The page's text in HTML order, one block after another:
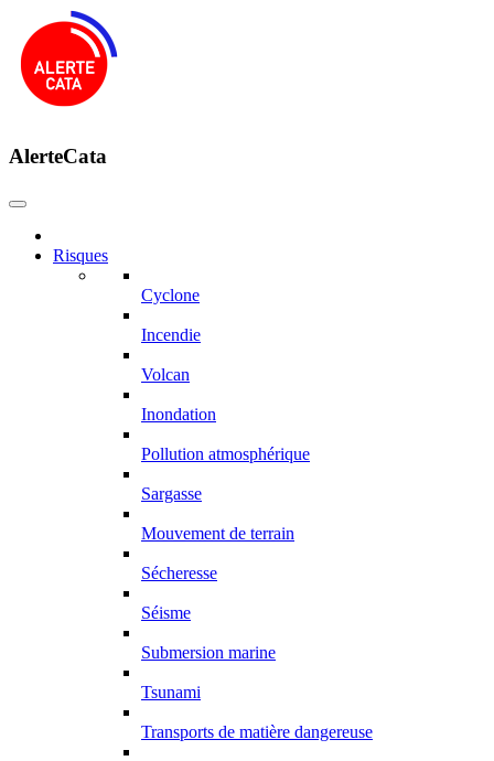
AlerteCata
Risques
Cyclone
Incendie
Volcan
Inondation
Pollution atmosphérique
Sargasse
Mouvement de terrain
Sécheresse
Séisme
Submersion marine
Tsunami
Transports de matière dangereuse